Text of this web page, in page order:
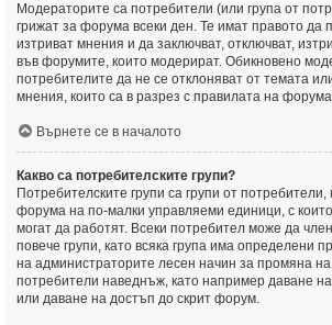
Модераторите са потребители (или група от
грижат за форума всеки ден. Те имат правото да
изтриват мнения и да заключват, отключват,
във форумите, които модерират. Обикновено
потребителите да не се отклоняват от темата
мнения, които са в разрез с правилата на
Върнете се в началото
Какво са потребителските групи?
Потребителските групи са групи от потребители,
форума на по-малки управляеми единици, с
могат да работят. Всеки потребител може да
повече групи, като всяка група има определени
на администраторите лесен начин за промяна
потребители наведнъж, като например даване
или даване на достъп до скрит форум.